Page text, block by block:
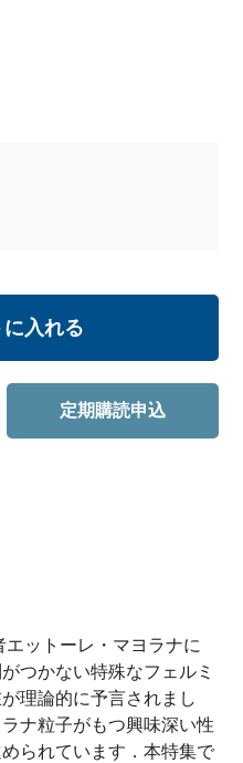
に入れる
定期購読申込
ットーレ・マヨラナに
つかない特殊なフェルミ
理論的に予言されまし
ナ粒子がもつ興味深い性
られています．本特集で